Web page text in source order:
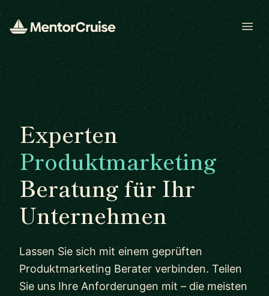
Experten
Produktmarketing
Beratung für Ihr
Unternehmen
Lassen Sie sich mit einem geprüften
Produktmarketing Berater verbinden. Teilen
Sie uns Ihre Anforderungen mit – die meisten